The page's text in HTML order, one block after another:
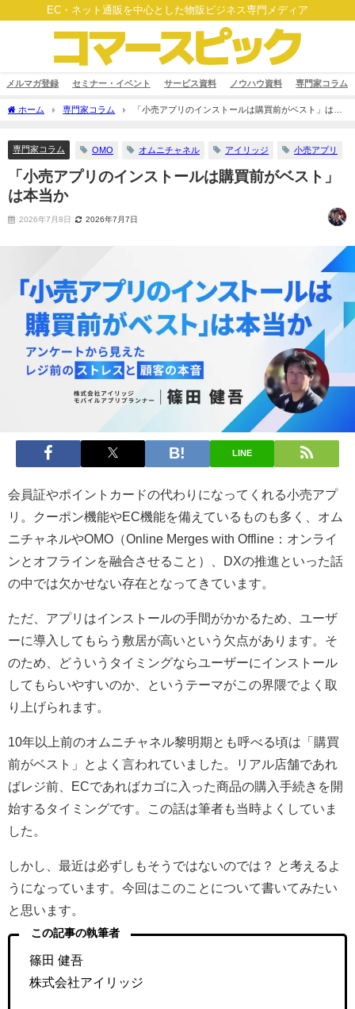
EC・ネット通販を中心とした物販ビジネス専門メディア
メルマガ登録 セミナー・イベント サービス資料 ノウハウ資料 専門家コラム
ホーム 専門家コラム
「小売アプリのインストールは購買前がベスト」は本
専門家コラム OMO オムニチャネル アイリッジ 小売アプリ
「小売アプリのインストールは購買前がベスト」
は本当か
2026年7月8日 2026年7月7日
LINE
会員証やポイントカードの代わりになってくれる小売アプ
リ。クーポン機能やEC機能を備えているものも多く、オム
ニチャネルやOMO（Online Merges with Offline：オンライ
ンとオフラインを融合させること）、DXの推進といった話
の中では欠かせない存在となってきています。
ただ、アプリはインストールの手間がかかるため、ユーザ
ーに導入してもらう敷居が高いという欠点があります。そ
のため、どういうタイミングならユーザーにインストール
してもらいやすいのか、というテーマがこの界隈でよく取
り上げられます。
10年以上前のオムニチャネル黎明期とも呼べる頃は「購買
前がベスト」とよく言われていました。リアル店舗であれ
ばレジ前、ECであればカゴに入った商品の購入手続きを開
始するタイミングです。この話は筆者も当時よくしていま
した。
しかし、最近は必ずしもそうではないのでは？ と考えるよ
うになっています。今回はこのことについて書いてみたい
と思います。
この記事の執筆者
篠田 健吾
株式会社アイリッジ